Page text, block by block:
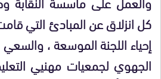
كل انزلاق عن المبادئ التي
إحياء اللجنة الموسعة ،
الجهوي لجمعيات مهنيي